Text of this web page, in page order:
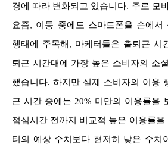
경에 따라 변화되고 있습니다. 주로 모
요즘, 이동 중에도 스마트폰을 손에서
행태에 주목해, 마케터들은 출퇴근 시
퇴근 시간대에 가장 높은 소비자의 소
했습니다. 하지만 실제 소비자의 이용
근 시간 중에는 20% 미만의 이용률을
점심시간 전까지 비교적 높은 이용률을
터의 예상 수치보다 현저히 낮은 수치